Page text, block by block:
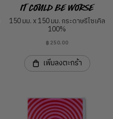
It Could Be Worse
150 มม. x 150 มม. กระดาษรีไซเคิล
100%
฿250.00
เพิ่มลงตะกร้า